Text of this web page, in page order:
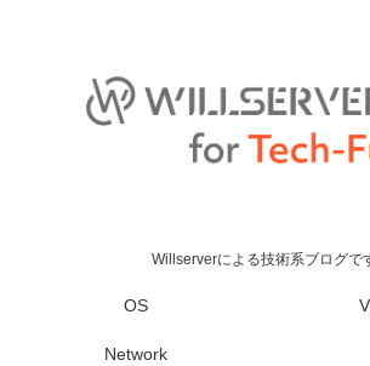
Willserverによる技術系ブログで
OS
Network